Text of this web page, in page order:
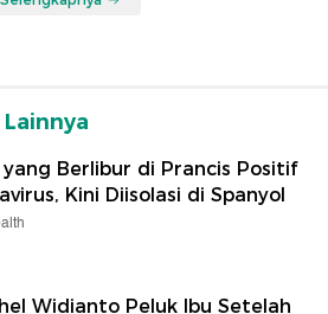
yang Berlibur di Prancis Positif
Kini Diisolasi di Spanyol
Widianto Peluk Ibu Setelah